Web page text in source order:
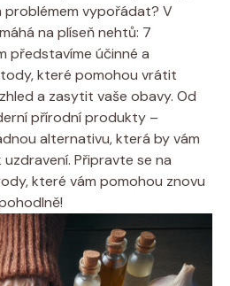
problémem vypořádat? V
na plíseň nehtů: 7
představíme účinné a
které pomohou vrátit
a zasytit vaše obavy. Od
přírodní produkty –
alternativu, která by vám
Připravte se na
které vám pomohou znovu